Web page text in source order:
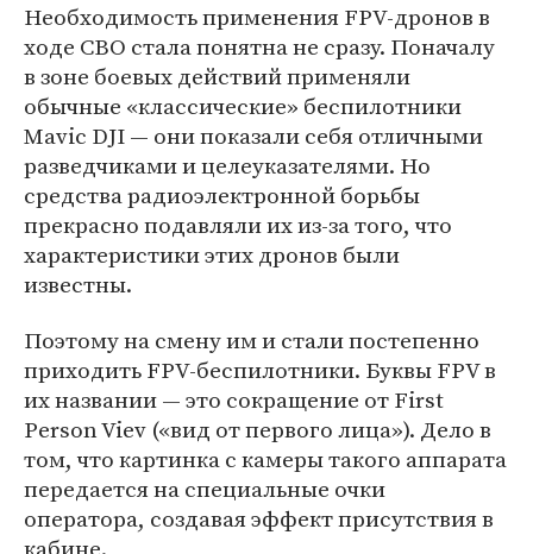
Необходимость применения FPV-дронов в
ходе СВО стала понятна не сразу. Поначалу
в зоне боевых действий применяли
обычные «классические» беспилотники
Mavic DJI — они показали себя отличными
разведчиками и целеуказателями. Но
средства радиоэлектронной борьбы
прекрасно подавляли их из-за того, что
характеристики этих дронов были
известны.
Поэтому на смену им и стали постепенно
приходить FPV-беспилотники. Буквы FPV в
их названии — это сокращение от First
Person Viev («вид от первого лица»). Дело в
том, что картинка с камеры такого аппарата
передается на специальные очки
оператора, создавая эффект присутствия в